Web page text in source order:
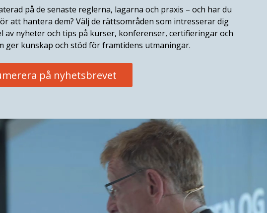
på de senaste reglerna, lagarna och praxis – och har du
att hantera dem? Välj de rättsområden som intresserar dig
av nyheter och tips på kurser, konferenser, certifieringar och
ger kunskap och stöd för framtidens utmaningar.
på nyhetsbrevet